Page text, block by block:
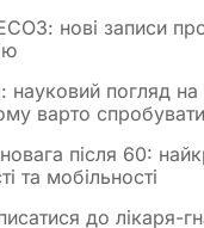
нові записи
погляд на
варто
після 60:
та мобільності
до лікаря-